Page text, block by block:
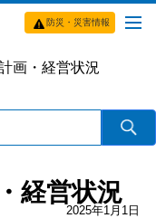
防災・災害情報
画・経営状況
経営状況
2025年1月1日